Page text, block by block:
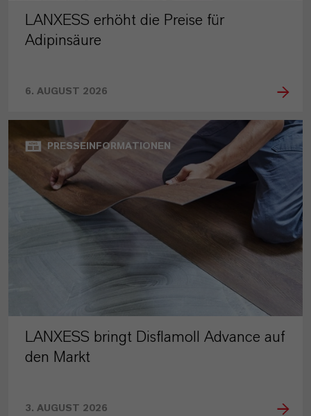
LANXESS erhöht die Preise für
Adipinsäure
6. AUGUST 2026
PRESSEINFORMATIONEN
LANXESS bringt Disflamoll Advance auf
den Markt
3. AUGUST 2026